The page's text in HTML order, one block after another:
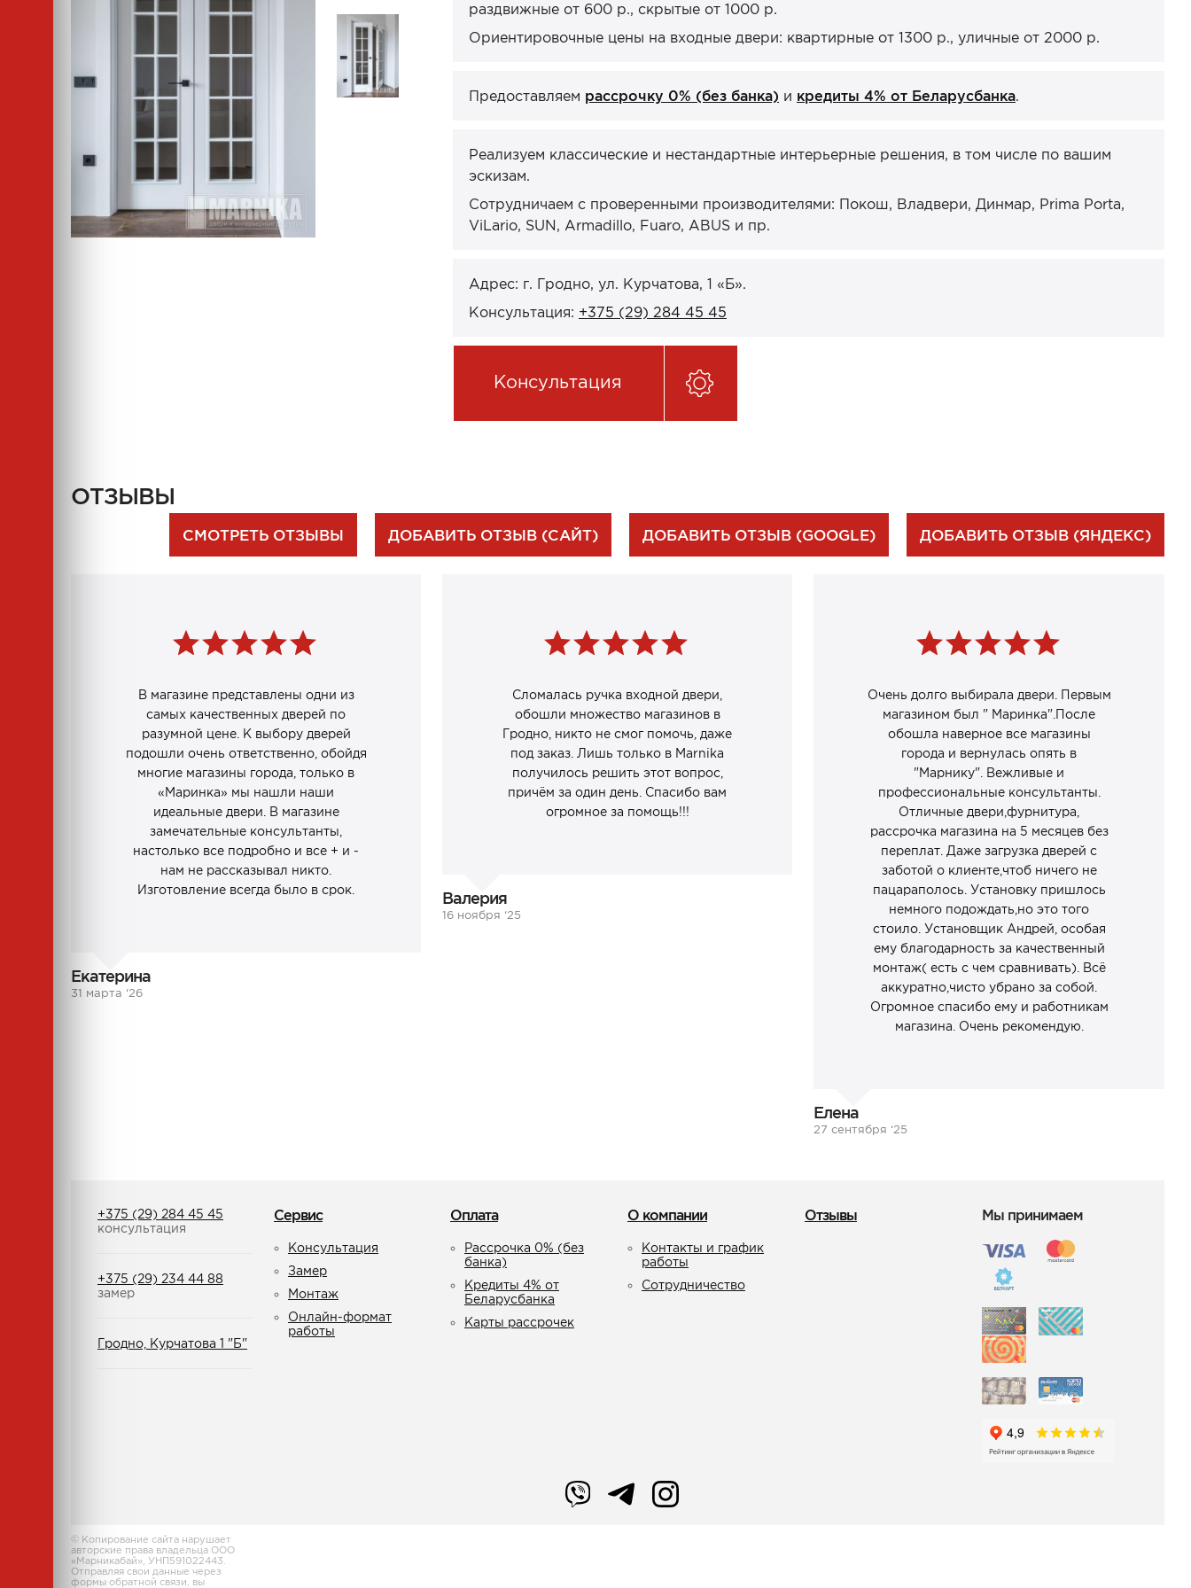
раздвижные от 600 р., скрытые от 1000 р.
Ориентировочные цены на входные двери: квартирные от 1300 р., уличные от 2000 р.
Предоставляем рассрочку 0% (без банка) и кредиты 4% от Беларусбанка.
Реализуем классические и нестандартные интерьерные решения, в том числе по вашим
эскизам.
Сотрудничаем с проверенными производителями: Покош, Владвери, Динмар, Prima Porta,
ViLario, SUN, Armadillo, Fuaro, ABUS и пр.
Адрес: г. Гродно, ул. Курчатова, 1 «Б».
Консультация: +375 (29) 284 45 45
Консультация
ОТЗЫВЫ
СМОТРЕТЬ ОТЗЫВЫ ДОБАВИТЬ ОТЗЫВ (САЙТ) ДОБАВИТЬ ОТЗЫВ (GOOGLE) ДОБАВИТЬ ОТЗЫВ (ЯНДЕКС)
В магазине представлены одни из
самых качественных дверей по
разумной цене. К выбору дверей
подошли очень ответственно, обойдя
многие магазины города, только в
«Маринка» мы нашли наши
идеальные двери. В магазине
замечательные консультанты,
настолько все подробно и все + и -
нам не рассказывал никто.
Изготовление всегда было в срок.
Екатерина
31 марта ‘26
Сломалась ручка входной двери,
обошли множество магазинов в
Гродно, никто не смог помочь, даже
под заказ. Лишь только в Marnika
получилось решить этот вопрос,
причём за один день. Спасибо вам
огромное за помощь!!!
Валерия
16 ноября ‘25
Очень долго выбирала двери. Первым
магазином был " Маринка".После
обошла наверное все магазины
города и вернулась опять в
"Марнику". Вежливые и
профессиональные консультанты.
Отличные двери,фурнитура,
рассрочка магазина на 5 месяцев без
переплат. Даже загрузка дверей с
заботой о клиенте,чтоб ничего не
пацараполось. Установку пришлось
немного подождать,но это того
стоило. Установщик Андрей, особая
ему благодарность за качественный
монтаж( есть с чем сравнивать). Всё
аккуратно,чисто убрано за собой.
Огромное спасибо ему и работникам
магазина. Очень рекомендую.
Елена
27 сентября ‘25
+375 (29) 284 45 45
консультация
+375 (29) 234 44 88
замер
Гродно, Курчатова 1 "Б"
Сервис
Консультация
Замер
Монтаж
Онлайн-формат
работы
Оплата
Рассрочка 0% (без
банка)
Кредиты 4% от
Беларусбанка
Карты рассрочек
О компании
Контакты и график
работы
Сотрудничество
Отзывы Мы принимаем
© Копирование сайта нарушает
авторские права владельца ООО
«Марникабай», УНП591022443.
Отправляя свои данные через
формы обратной связи, вы